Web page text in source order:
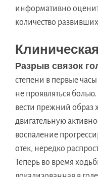
информативно
количество
Разрыв связок
степени в первые
не проявляться
вести прежний образ
двигательную
воспаление
отек, нередко
Теперь во время